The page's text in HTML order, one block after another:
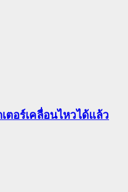
ตอร์เคลื่อนไหวได้แล้ว